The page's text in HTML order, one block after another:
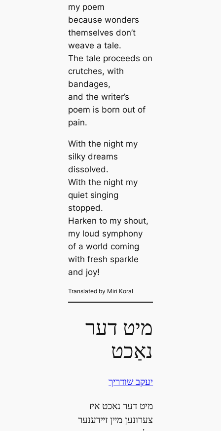
my poem
because wonders
themselves don’t
weave a tale.
The tale proceeds on
crutches, with
bandages,
and the writer’s
poem is born out of
pain.
With the night my
silky dreams
dissolved.
With the night my
quiet singing
stopped.
Harken to my shout,
my loud symphony
of a world coming
with fresh sparkle
and joy!
Translated by Miri Koral
מיט דער
נאַכט
יעקב שודריך
מיט דער נאַכט איז
צערונען מײן זײדענער